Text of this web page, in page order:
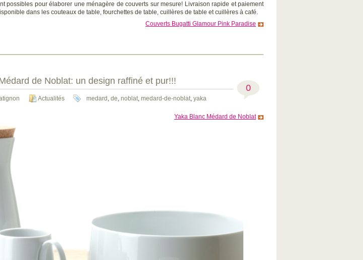
possibles pour élaborer une ménagère de couverts sur mesure! Livraison rapide et paiement
dans les couteaux de table, fourchettes de table, cuillères de table et cuillères à café.
Couverts Bugatti Glamour Pink Paradise
de Noblat: un design raffiné et pur!!!
Actualités medard , de, noblat, medard-de-noblat, yaka
0
Yaka Blanc Médard de Noblat